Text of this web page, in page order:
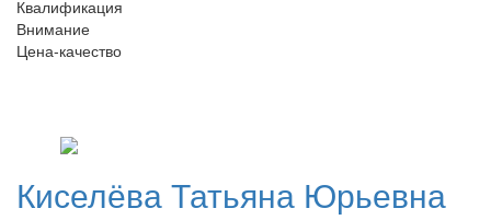
Квалификация
Внимание
Цена-качество
КиселёваТатьяна Юрьевна